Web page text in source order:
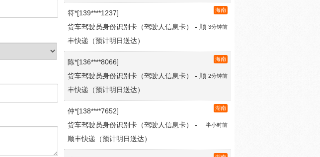
3分钟前
货车驾驶员身份识别卡（驾驶人信息卡） - 顺
丰快递（预计明日送达）
陈*[136****8066]
2分钟前
货车驾驶员身份识别卡（驾驶人信息卡） - 顺
丰快递（预计明日送达）
仲*[138****7652]
半小时前
货车驾驶员身份识别卡（驾驶人信息卡） -
顺丰快递（预计明日送达）
钱*[138****8592]
4分钟前
货车驾驶员身份识别卡（驾驶人信息卡） - 顺